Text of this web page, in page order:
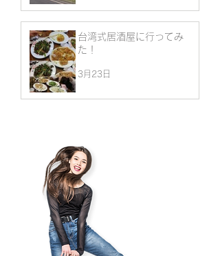
台湾式居酒屋に行ってみ
た！
3月23日